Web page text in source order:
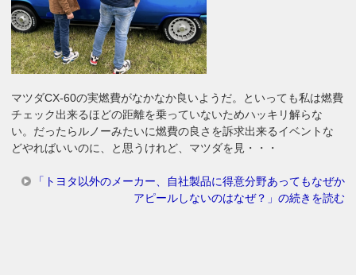
マツダCX-60の実燃費がなかなか良いようだ。といっても私は燃費
チェック出来るほどの距離を乗っていないためハッキリ解らな
い。だったらルノーみたいに燃費の良さを訴求出来るイベントな
どやればいいのに、と思うけれど、マツダを見・・・
「トヨタ以外のメーカー、自社製品に得意分野あってもなぜか
アピールしないのはなぜ？」の続きを読む